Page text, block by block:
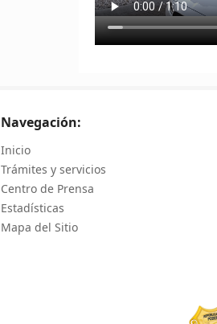
Navegación:
Inicio
Trámites y servicios
Centro de Prensa
Estadísticas
Mapa del Sitio